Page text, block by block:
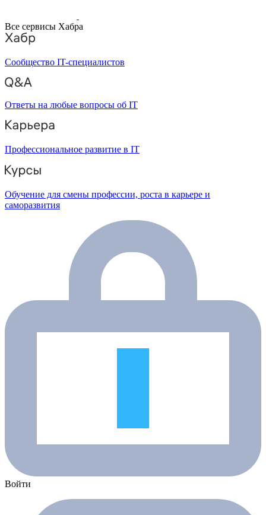
Все сервисы Хабра
Сообщество IT-специалистов
Ответы на любые вопросы об IT
Профессиональное развитие в IT
Обучение для смены профессии, роста в карьере и
саморазвития
Войти